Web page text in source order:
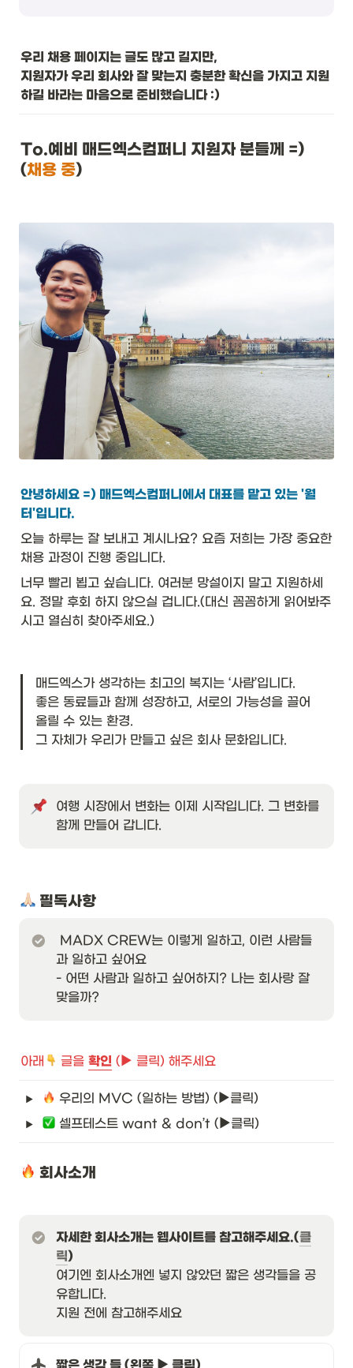
우리 채용 페이지는 글도 많고 길지만,
지원자가 우리 회사와 잘 맞는지 충분한 확신을 가지고 지원
하길 바라는 마음으로 준비했습니다 :)
To.예비 매드엑스컴퍼니 지원자 분들께 =)
(채용 중)
안녕하세요 =) 매드엑스컴퍼니에서 대표를 맡고 있는 '월
터'입니다.
오늘 하루는 잘 보내고 계시나요? 요즘 저희는 가장 중요한
채용 과정이 진행 중입니다.
너무 빨리 뵙고 싶습니다. 여러분 망설이지 말고 지원하세
요. 정말 후회 하지 않으실 겁니다.(대신 꼼꼼하게 읽어봐주
시고 열심히 찾아주세요.)
매드엑스가 생각하는 최고의 복지는 ‘사람’입니다.
좋은 동료들과 함께 성장하고, 서로의 가능성을 끌어
올릴 수 있는 환경.
그 자체가 우리가 만들고 싶은 회사 문화입니다.
여행 시장에서 변화는 이제 시작입니다. 그 변화를
함께 만들어 갑니다.
필독사항
과 일하고 싶어요
- 어떤 사람과 일하고 싶어하지? 나는 회사랑 잘
맞을까?
아래 글을 확인 (► 클릭) 해주세요
우리의 MVC (일하는 방법) (►클릭)
셀프테스트 want & don’t (►클릭)
회사소개
자세한 회사소개는 웹사이트를 참고해주세요.(클
릭)
여기엔 회사소개엔 넣지 않았던 짧은 생각들을 공
유합니다.
지원 전에 참고해주세요